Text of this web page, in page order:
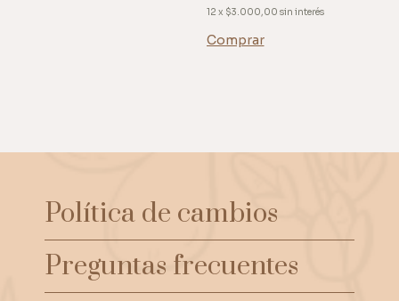
12 x $3.000,00 sin interés
Comprar
Política de cambios
Preguntas frecuentes